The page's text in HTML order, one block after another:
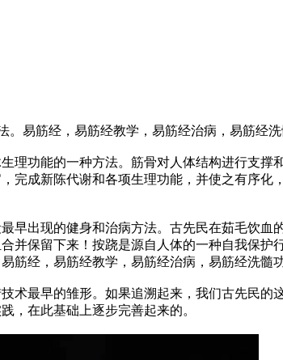
易筋经，易筋经教学，易筋经治病，易筋经洗
功能的一种方法。筋骨对人体结构进行支撑
完成新陈代谢和各项生理功能，并使之有序
出现的健身和治病方法。古先民在茹毛饮血
并保留下来！按跷是源自人体的一种自我保
筋经，易筋经教学，易筋经治病，易筋经洗髓功
最早的雏形。如果追溯起来，我们古先民的
，在此基础上逐步完善起来的。